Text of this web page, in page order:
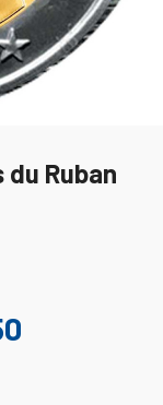
du Ruban